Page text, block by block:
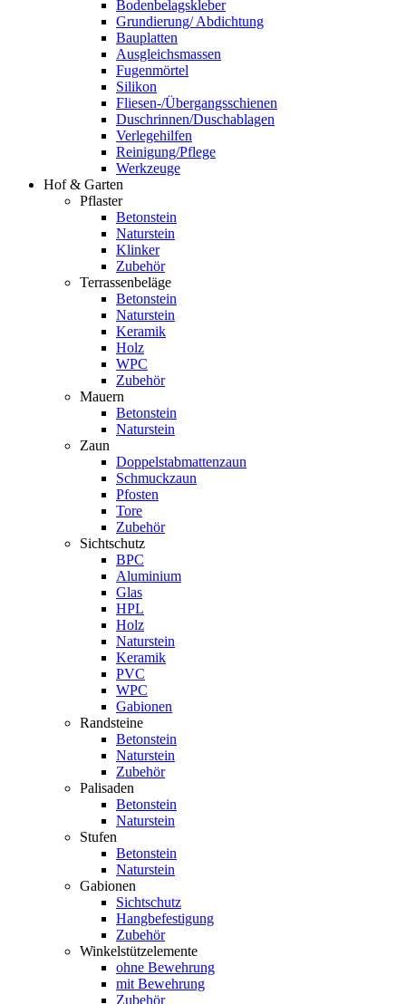
Bodenbelagskleber
Grundierung/ Abdichtung
Bauplatten
Ausgleichsmassen
Fugenmörtel
Silikon
Fliesen-/Übergangsschienen
Duschrinnen/Duschablagen
Verlegehilfen
Reinigung/Pflege
Werkzeuge
Hof & Garten
Pflaster
Betonstein
Naturstein
Klinker
Zubehör
Terrassenbeläge
Betonstein
Naturstein
Keramik
Holz
WPC
Zubehör
Mauern
Betonstein
Naturstein
Zaun
Doppelstabmattenzaun
Schmuckzaun
Pfosten
Tore
Zubehör
Sichtschutz
BPC
Aluminium
Glas
HPL
Holz
Naturstein
Keramik
PVC
WPC
Gabionen
Randsteine
Betonstein
Naturstein
Zubehör
Palisaden
Betonstein
Naturstein
Stufen
Betonstein
Naturstein
Gabionen
Sichtschutz
Hangbefestigung
Zubehör
Winkelstützelemente
ohne Bewehrung
mit Bewehrung
Zubehör